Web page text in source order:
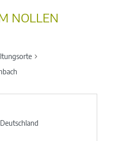
NOLLEN
Deutschland